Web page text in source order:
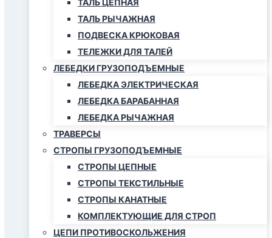
ТАЛЬ ЦЕПНАЯ
ТАЛЬ РЫЧАЖНАЯ
ПОДВЕСКА КРЮКОВАЯ
ТЕЛЕЖКИ ДЛЯ ТАЛЕЙ
ЛЕБЕДКИ ГРУЗОПОДЪЕМНЫЕ
ЛЕБЕДКА ЭЛЕКТРИЧЕСКАЯ
ЛЕБЕДКА БАРАБАННАЯ
ЛЕБЕДКА РЫЧАЖНАЯ
ТРАВЕРСЫ
СТРОПЫ ГРУЗОПОДЪЕМНЫЕ
СТРОПЫ ЦЕПНЫЕ
СТРОПЫ ТЕКСТИЛЬНЫЕ
СТРОПЫ КАНАТНЫЕ
КОМПЛЕКТУЮЩИЕ ДЛЯ СТРОП
ЦЕПИ ПРОТИВОСКОЛЬЖЕНИЯ